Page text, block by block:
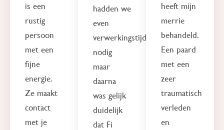
is een
rustig
persoon
met een
fijne
energie.
Ze maakt
contact
met je
hadden we
even
verwerkingstijd
nodig
maar
daarna
was gelijk
duidelijk
dat Fi
heeft mijn
merrie
behandeld.
Een paard
met een
zeer
traumatisch
verleden
en